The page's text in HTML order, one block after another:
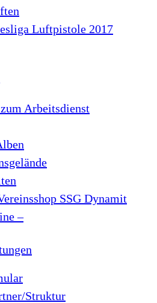
Luftpistole 2017
Arbeitsdienst
SSG Dynamit
–
Struktur